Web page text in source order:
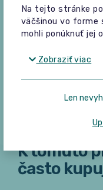
Buďte
K tomuto
často
Na tejto stránke
väčšinou vo forme
mohli ponúknuť jej
Zobraziť viac
Len